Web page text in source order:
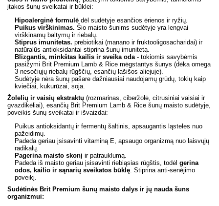
įtakos šunų sveikatai ir būklei:
Hipoalerginė formulė dėl sudėtyje esančios ėrienos ir ryžių.
Puikus virškinimas. Šio maisto šunims sudėtyje yra lengvai
virškinamų baltymų ir riebalų.
Stiprus imunitetas. prebiotikai (manano ir fruktooligosacharidai) ir
natūralūs antioksidantai stiprina šunų imunitetą.
Blizgantis, minkštas kailis ir sveika oda- tokiomis savybėmis
pasižymi Brit Premium Lamb & Rice mėgstantys šunys (dėka omega
3 nesočiųjų riebalų rūgščių, esančių lašišos aliejuje).
Sudėtyje nėra šunų pašare dažniausiai naudojamų grūdų, tokių kaip
kviečiai, kukurūzai, soja.
Žolelių ir vaisių ekstraktų (rozmarinas, ciberžolė, citrusiniai vaisiai ir
gvazdikėliai), esančių Brit Premium Lamb & Rice šunų maisto sudėtyje,
poveikis šunų sveikatai ir išvaizdai:
Puikus antioksidantų ir fermentų šaltinis, apsaugantis ląsteles nuo
pažeidimų.
Padeda geriau įsisavinti vitaminą E, apsaugo organizmą nuo laisvųjų
radikalų.
Pagerina maisto skonį ir patrauklumą.
Padeda iš maisto geriau įsisavinti riebiąsias rūgštis, todėl gerina
odos, kailio ir sąnarių sveikatos būklę. Stiprina anti-senėjimo
poveikį.
Sudėtinės Brit Premium šunų maisto dalys ir jų nauda šuns
organizmui: